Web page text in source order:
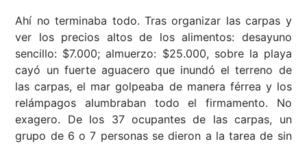
Ahí no terminaba todo. Tras organizar las carpas y
ver los precios altos de los alimentos: desayuno
sencillo: $7.000; almuerzo: $25.000, sobre la playa
cayó un fuerte aguacero que inundó el terreno de
las carpas, el mar golpeaba de manera férrea y los
relámpagos alumbraban todo el firmamento. No
exagero. De los 37 ocupantes de las carpas, un
grupo de 6 o 7 personas se dieron a la tarea de sin